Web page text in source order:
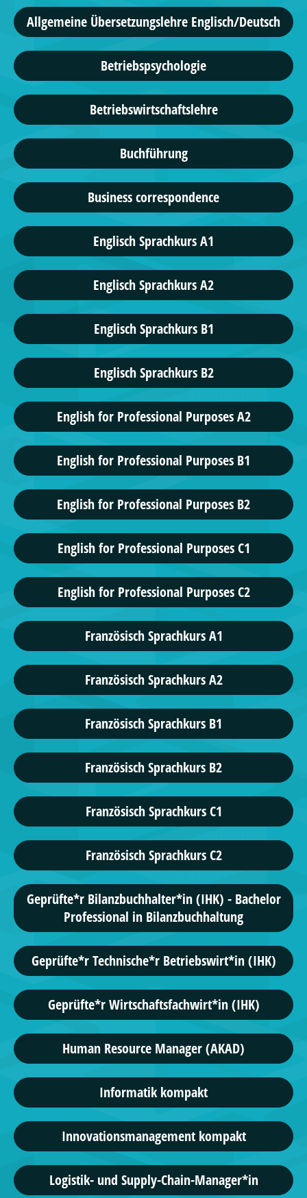
Allgemeine Übersetzungslehre Englisch/Deutsch
Betriebspsychologie
Betriebswirtschaftslehre
Buchführung
Business correspondence
Englisch Sprachkurs A1
Englisch Sprachkurs A2
Englisch Sprachkurs B1
Englisch Sprachkurs B2
English for Professional Purposes A2
English for Professional Purposes B1
English for Professional Purposes B2
English for Professional Purposes C1
English for Professional Purposes C2
Französisch Sprachkurs A1
Französisch Sprachkurs A2
Französisch Sprachkurs B1
Französisch Sprachkurs B2
Französisch Sprachkurs C1
Französisch Sprachkurs C2
Geprüfte*r Bilanzbuchhalter*in (IHK) - Bachelor
Professional in Bilanzbuchhaltung
Geprüfte*r Technische*r Betriebswirt*in (IHK)
Geprüfte*r Wirtschaftsfachwirt*in (IHK)
Human Resource Manager (AKAD)
Informatik kompakt
Innovationsmanagement kompakt
Logistik- und Supply-Chain-Manager*in